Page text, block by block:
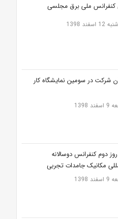
کنفرانس ملی برق مجلسی
اسفند 1398
شرکت در سومین نمایشگاه کار
1398
روز دوم کنفرانس دوسالانه
مکانیک جامدات تجربی
1398